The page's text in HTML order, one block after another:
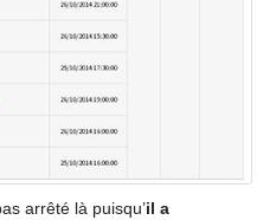
arrêté là puisqu’il a